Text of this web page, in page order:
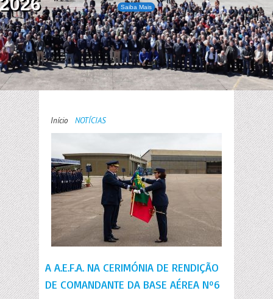
Saiba Mais
Início NOTÍCIAS
A A.E.F.A. NA CERIMÓNIA DE RENDIÇÃO
DE COMANDANTE DA BASE AÉREA Nº6